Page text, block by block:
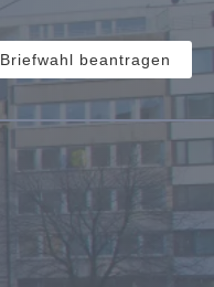
Briefwahl beantragen